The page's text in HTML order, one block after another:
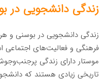
زندگی دانشجویی در
زندگی دانشجویی در بوسنی و
فرهنگی و فعالیت‌های اجتماعی
موستار دارای زندگی
تاریخی زیادی هستند که